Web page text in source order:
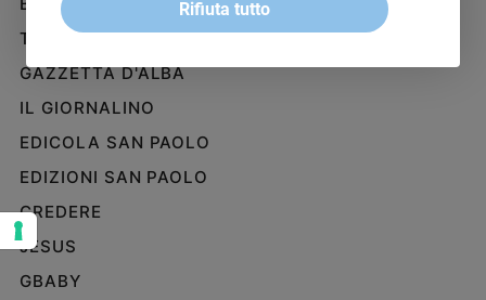
e
inclusione
Cultura
spettacoli
Sanremo
Cinema,
Tv
e
TELENOVA
GAZZETTA D'ALBA
IL GIORNALINO
EDICOLA SAN PAOLO
EDIZIONI SAN PAOLO
CREDERE
JESUS
GBABY
SOCIAL
Rifiuta tutto